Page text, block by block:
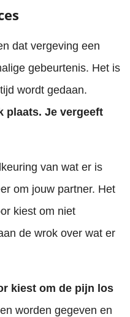
dat vergeving een
gebeurtenis. Het is
wordt gedaan.
plaats. Je vergeeft
van wat er is
om jouw partner. Het
kiest om niet
de wrok over wat er
kiest om de pijn los
worden gegeven en